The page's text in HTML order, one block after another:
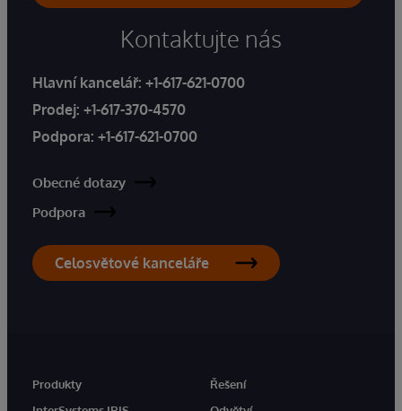
Kontaktujte nás
Hlavní kancelář: +1-617-621-0700
Prodej: +1-617-370-4570
Podpora: +1-617-621-0700
Obecné dotazy
Podpora
Celosvětové kanceláře
Produkty
Řešení